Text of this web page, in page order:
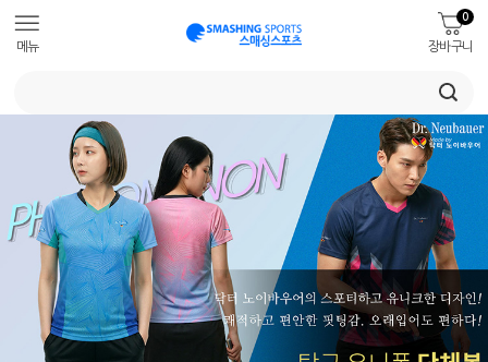
메뉴 장바구니
0